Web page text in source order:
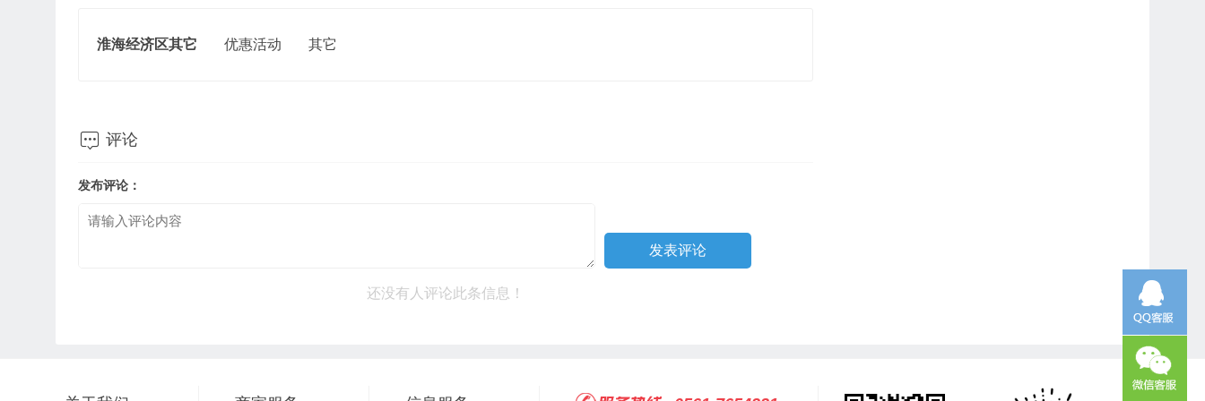
淮海经济区其它 优惠活动 其它
 评论
发布评论：
还没有人评论此条信息！